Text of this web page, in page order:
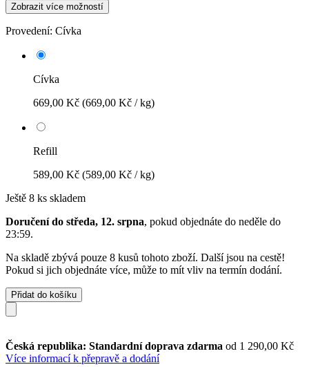
Zobrazit více možností
Provedení: Cívka
Cívka
669,00 Kč (669,00 Kč / kg)
Refill
589,00 Kč (589,00 Kč / kg)
Ještě 8 ks skladem
Doručení do středa, 12. srpna, pokud objednáte do neděle do
23:59.
Na skladě zbývá pouze 8 kusů tohoto zboží. Další jsou na cestě!
Pokud si jich objednáte více, může to mít vliv na termín dodání.
Přidat do košíku
Česká republika: Standardní doprava zdarma od 1 290,00 Kč
Více informací k přepravě a dodání